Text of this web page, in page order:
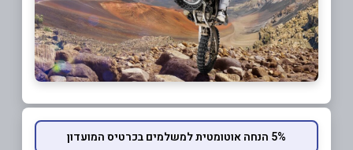
5% הנחה אוטומטית למשלמים בכרטיס המועדון